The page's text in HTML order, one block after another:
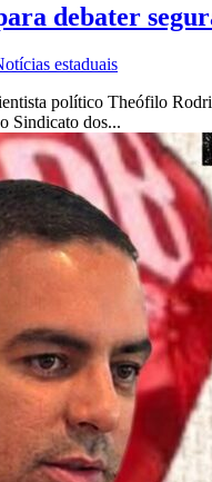
debater
estaduais
político Theófilo
Sindicato dos...